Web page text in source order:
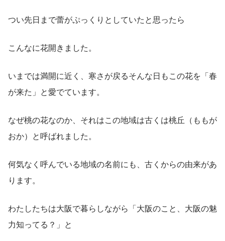
つい先日まで蕾がぷっくりとしていたと思ったら
こんなに花開きました。
いまでは満開に近く、寒さが戻るそんな日もこの花を「春
が来た」と愛でています。
なぜ桃の花なのか、それはこの地域は古くは桃丘（ももが
おか）と呼ばれました。
何気なく呼んでいる地域の名前にも、古くからの由来があ
ります。
わたしたちは大阪で暮らしながら「大阪のこと、大阪の魅
力知ってる？」と